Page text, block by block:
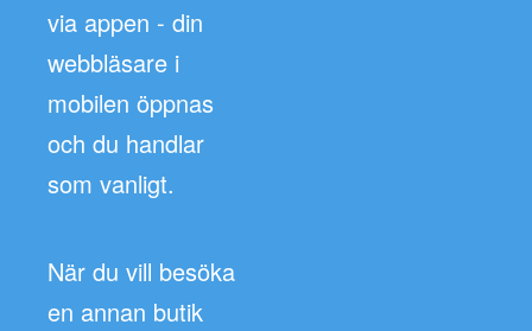
via appen - din
webbläsare i
mobilen öppnas
och du handlar
som vanligt.
När du vill besöka
en annan butik